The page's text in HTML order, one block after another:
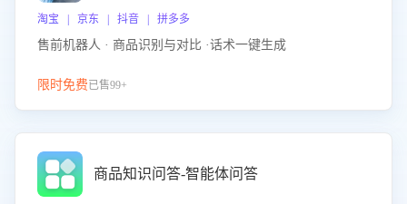
淘宝 | 京东 | 抖音 | 拼多多
售前机器人 · 商品识别与对比 ·话术一键生成
限时免费已售99+
商品知识问答-智能体问答